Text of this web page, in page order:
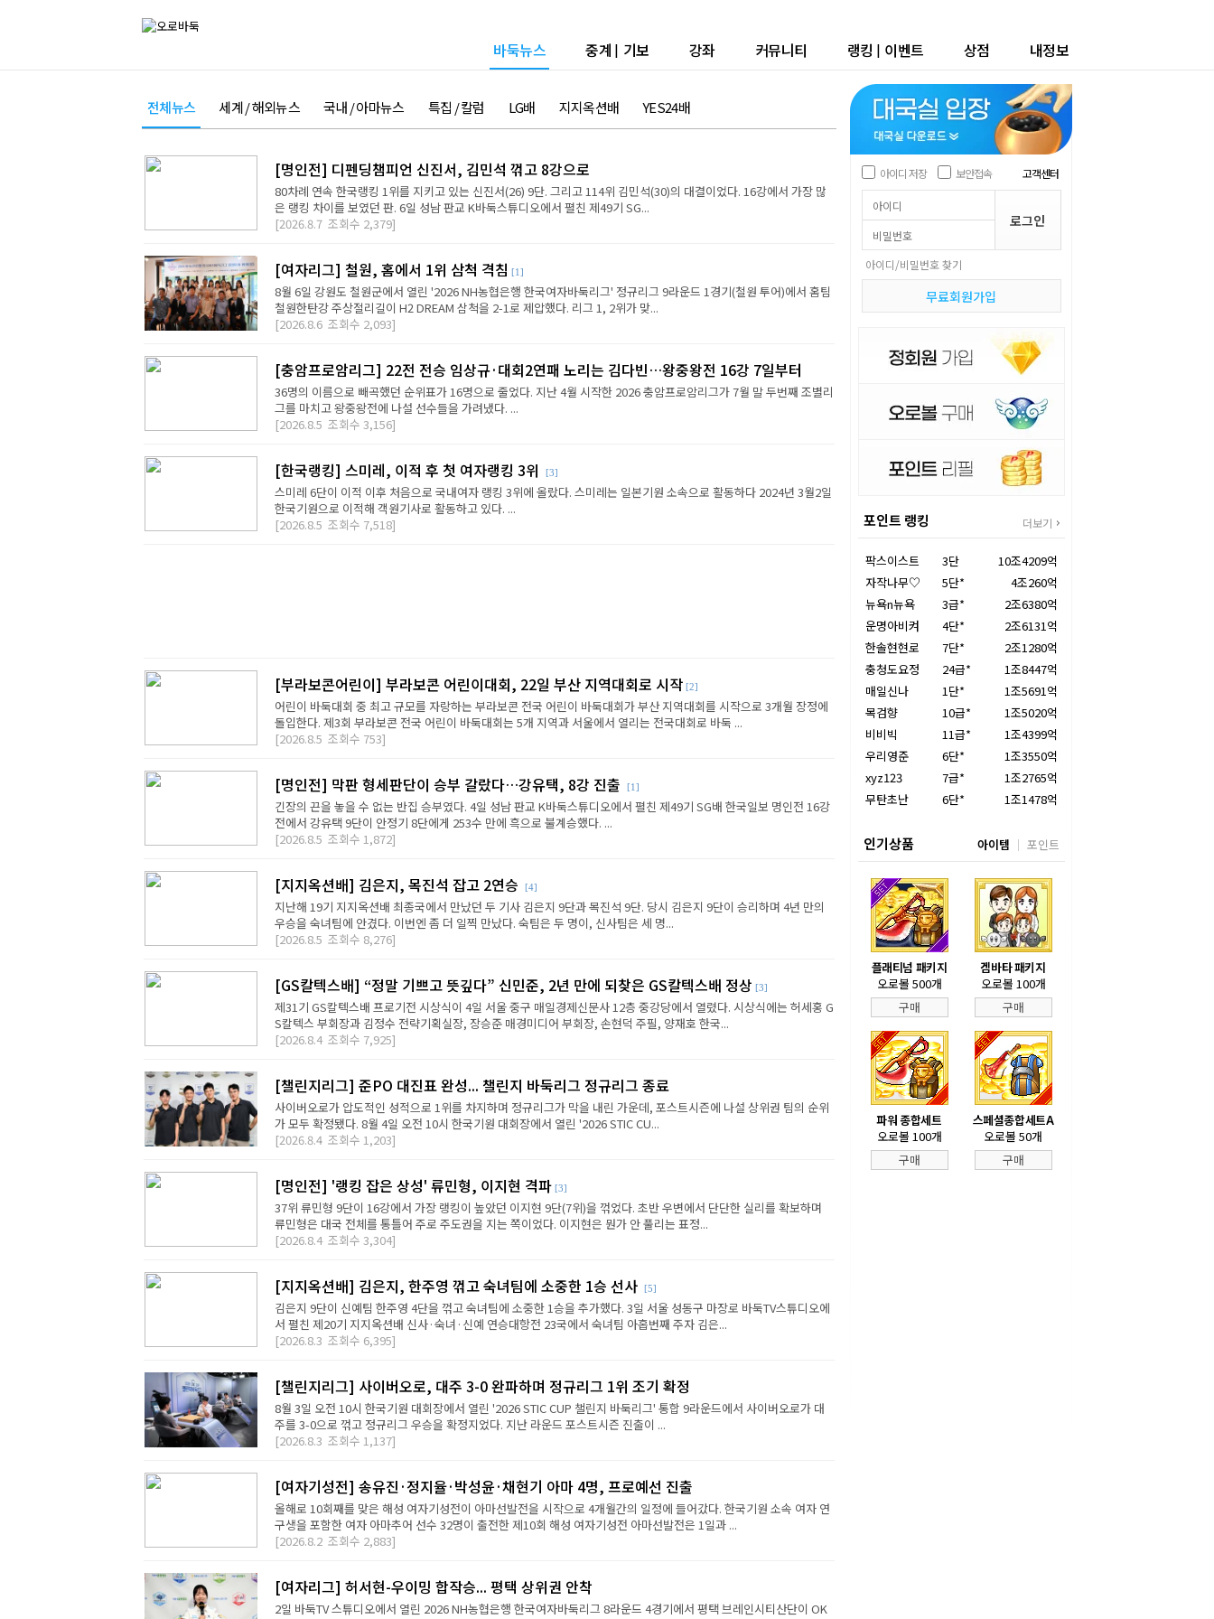
바둑뉴스 중계 | 기보 강좌 커뮤니티 랭킹 | 이벤트 상점 내정보
전체뉴스 세계 / 해외뉴스 국내 / 아마뉴스 특집 / 칼럼 LG배 지지옥션배 YES24배
[명인전] 디펜딩챔피언 신진서, 김민석 꺾고 8강으로
80차례 연속 한국랭킹 1위를 지키고 있는 신진서(26) 9단. 그리고 114위 김민석(30)의 대결이었다. 16강에서 가장 많
은 랭킹 차이를 보였던 판. 6일 성남 판교 K바둑스튜디오에서 펼친 제49기 SG...
[2026.8.7 조회수 2,379]
[여자리그] 철원, 홈에서 1위 삼척 격침 [1]
8월 6일 강원도 철원군에서 열린 '2026 NH농협은행 한국여자바둑리그' 정규리그 9라운드 1경기(철원 투어)에서 홈팀
철원한탄강 주상절리길이 H2 DREAM 삼척을 2-1로 제압했다. 리그 1, 2위가 맞...
[2026.8.6 조회수 2,093]
[충암프로암리그] 22전 전승 임상규·대회2연패 노리는 김다빈…왕중왕전 16강 7일부터
36명의 이름으로 빼곡했던 순위표가 16명으로 줄었다. 지난 4월 시작한 2026 충암프로암리그가 7월 말 두번째 조별리
그를 마치고 왕중왕전에 나설 선수들을 가려냈다. ...
[2026.8.5 조회수 3,156]
[한국랭킹] 스미레, 이적 후 첫 여자랭킹 3위 [3]
스미레 6단이 이적 이후 처음으로 국내여자 랭킹 3위에 올랐다. 스미레는 일본기원 소속으로 활동하다 2024년 3월2일
한국기원으로 이적해 객원기사로 활동하고 있다. ...
[2026.8.5 조회수 7,518]
[부라보콘어린이] 부라보콘 어린이대회, 22일 부산 지역대회로 시작 [2]
어린이 바둑대회 중 최고 규모를 자랑하는 부라보콘 전국 어린이 바둑대회가 부산 지역대회를 시작으로 3개월 장정에
돌입한다. 제3회 부라보콘 전국 어린이 바둑대회는 5개 지역과 서울에서 열리는 전국대회로 바둑 ...
[2026.8.5 조회수 753]
[명인전] 막판 형세판단이 승부 갈랐다…강유택, 8강 진출 [1]
긴장의 끈을 놓을 수 없는 반집 승부였다. 4일 성남 판교 K바둑스튜디오에서 펼친 제49기 SG배 한국일보 명인전 16강
전에서 강유택 9단이 안정기 8단에게 253수 만에 흑으로 불계승했다. ...
[2026.8.5 조회수 1,872]
[지지옥션배] 김은지, 목진석 잡고 2연승 [4]
지난해 19기 지지옥션배 최종국에서 만났던 두 기사 김은지 9단과 목진석 9단. 당시 김은지 9단이 승리하며 4년 만의
우승을 숙녀팀에 안겼다. 이번엔 좀 더 일찍 만났다. 숙팀은 두 명이, 신사팀은 세 명...
[2026.8.5 조회수 8,276]
[GS칼텍스배] “정말 기쁘고 뜻깊다” 신민준, 2년 만에 되찾은 GS칼텍스배 정상 [3]
제31기 GS칼텍스배 프로기전 시상식이 4일 서울 중구 매일경제신문사 12층 중강당에서 열렸다. 시상식에는 허세홍 G
S칼텍스 부회장과 김정수 전략기획실장, 장승준 매경미디어 부회장, 손현덕 주필, 양재호 한국...
[2026.8.4 조회수 7,925]
[챌린지리그] 준PO 대진표 완성... 챌린지 바둑리그 정규리그 종료
사이버오로가 압도적인 성적으로 1위를 차지하며 정규리그가 막을 내린 가운데, 포스트시즌에 나설 상위권 팀의 순위
가 모두 확정됐다. 8월 4일 오전 10시 한국기원 대회장에서 열린 '2026 STIC CU...
[2026.8.4 조회수 1,203]
[명인전] '랭킹 잡은 상성' 류민형, 이지현 격파 [3]
37위 류민형 9단이 16강에서 가장 랭킹이 높았던 이지현 9단(7위)을 꺾었다. 초반 우변에서 단단한 실리를 확보하며
류민형은 대국 전체를 통틀어 주로 주도권을 지는 쪽이었다. 이지현은 뭔가 안 풀리는 표정...
[2026.8.4 조회수 3,304]
[지지옥션배] 김은지, 한주영 꺾고 숙녀팀에 소중한 1승 선사 [5]
김은지 9단이 신예팀 한주영 4단을 꺾고 숙녀팀에 소중한 1승을 추가했다. 3일 서울 성동구 마장로 바둑TV스튜디오에
서 펼친 제20기 지지옥션배 신사·숙녀·신예 연승대항전 23국에서 숙녀팀 아홉번째 주자 김은...
[2026.8.3 조회수 6,395]
[챌린지리그] 사이버오로, 대주 3-0 완파하며 정규리그 1위 조기 확정
8월 3일 오전 10시 한국기원 대회장에서 열린 '2026 STIC CUP 챌린지 바둑리그' 통합 9라운드에서 사이버오로가 대
주를 3-0으로 꺾고 정규리그 우승을 확정지었다. 지난 라운드 포스트시즌 진출이 ...
[2026.8.3 조회수 1,137]
[여자기성전] 송유진·정지율·박성윤·채현기 아마 4명, 프로예선 진출
올해로 10회째를 맞은 해성 여자기성전이 아마선발전을 시작으로 4개월간의 일정에 들어갔다. 한국기원 소속 여자 연
구생을 포함한 여자 아마추어 선수 32명이 출전한 제10회 해성 여자기성전 아마선발전은 1일과 ...
[2026.8.2 조회수 2,883]
[여자리그] 허서현-우이밍 합작승... 평택 상위권 안착
2일 바둑TV 스튜디오에서 열린 2026 NH농협은행 한국여자바둑리그 8라운드 4경기에서 평택 브레인시티산단이 OK
아이디 저장 보안접속 고객센터
아이디/비밀번호 찾기
무료회원가입
포인트 랭킹 더보기
팍스이스트 3단
10조4209억
자작나무♡
5단*
4조260억
뉴욕n뉴욕
3급*
2조6380억
운명아비켜
4단*
2조6131억
한솔현현로
7단*
2조1280억
충청도요정
24급*
1조8447억
매일신나
1단*
1조5691억
목검향
10급*
1조5020억
비비빅
11급*
1조4399억
우리영준
6단*
1조3550억
xyz123
7급*
1조2765억
무탄초난
6단* 1조1478억
인기상품 아이템 포인트
플래티넘 패키지
오로볼 500개
구매
겜바타 패키지
오로볼 100개
구매
파워 종합세트
오로볼 100개
구매
스페셜종합세트A
오로볼 50개
구매